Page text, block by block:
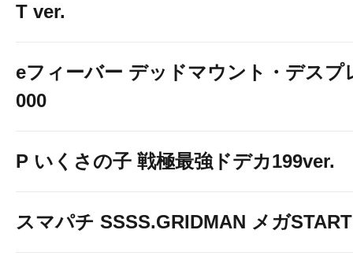
T ver.
eフィーバー デッドマウント・デスプ
000
P いくさの子 戦極最強ドデカ199ver.
スマパチ SSSS.GRIDMAN メガ